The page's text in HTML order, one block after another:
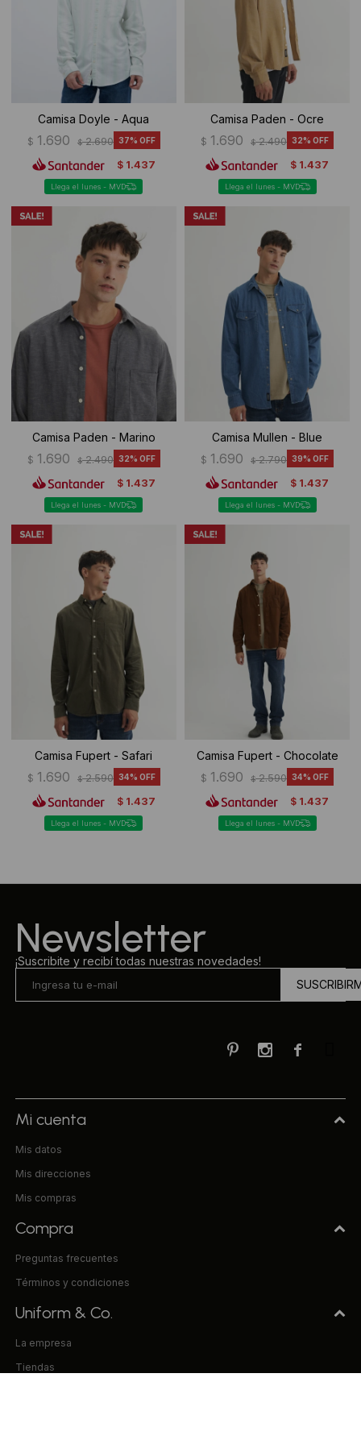
Camisa Doyle - Aqua
$ 1.690 $ 2.690 37
$ 1.437
Llega el lunes - MVD
Camisa Paden - Ocre
$ 1.690 $ 2.490 32
$ 1.437
Llega el lunes - MVD
Camisa Paden - Marino
$ 1.690 $ 2.490 32
$ 1.437
Llega el lunes - MVD
Camisa Mullen - Blue
$ 1.690 $ 2.790 39
$ 1.437
Llega el lunes - MVD
Camisa Fupert - Safari
$ 1.690 $ 2.590 34
$ 1.437
Llega el lunes - MVD
Camisa Fupert - Chocolate
$ 1.690 $ 2.590 34
$ 1.437
Llega el lunes - MVD
Newsletter
¡Suscribite y recibí todas nuestras novedades!

 
Mi cuenta
Mis datos
Mis direcciones
Mis compras
Compra
Preguntas frecuentes
Términos y condiciones
Uniform & Co.
La empresa
Tiendas